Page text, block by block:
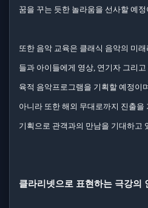
꿈을 꾸는 듯한 놀라움을 선사할 예정
또한 음악 교육은 클래식 음악의 미
들과 아이들에게 영상, 연기자 그리
육적 음악프로그램을 기획할 예정이
아니라 또한 해외 무대로까지 진출
기획으로 관객과의 만남을 기대하고
클라리넷으로 표현하는 극강의